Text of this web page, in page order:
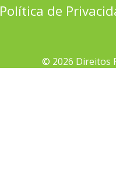
Política de
© 2026 Direitos